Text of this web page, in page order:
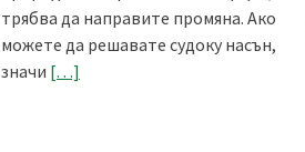
трябва да направите промяна. Ако
можете да решавате судоку насън,
значи […]